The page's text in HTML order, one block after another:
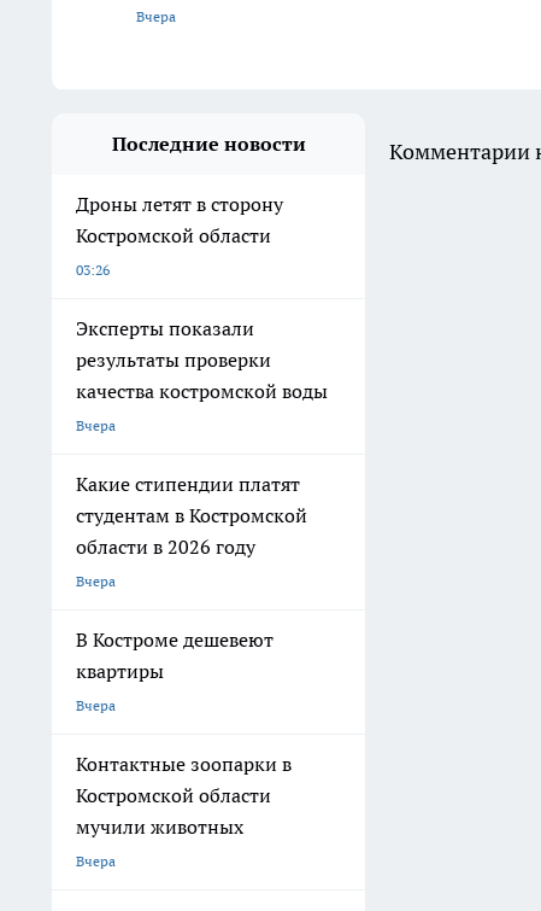
Вчера
Последние новости
Дроны летят в сторону
Костромской области
03:26
Эксперты показали
результаты проверки
качества костромской воды
Вчера
Какие стипендии платят
студентам в Костромской
области в 2026 году
Вчера
В Костроме дешевеют
квартиры
Вчера
Контактные зоопарки в
Костромской области
мучили животных
Вчера
Комментарии